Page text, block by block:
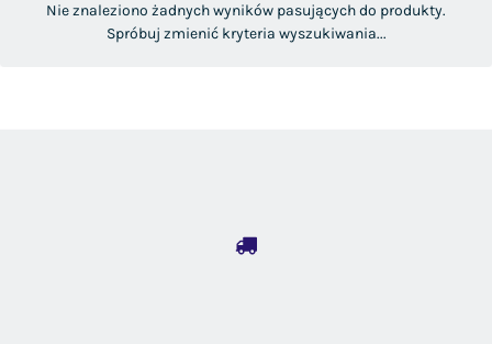
Nie znaleziono żadnych wyników pasujących do produkty.
Spróbuj zmienić kryteria wyszukiwania...